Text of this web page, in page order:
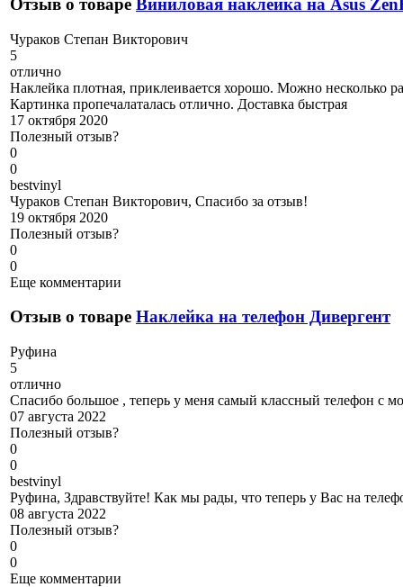
Отзыв о товаре Виниловая наклейка на Asus
Чураков Степан Викторович
5
отлично
Наклейка плотная, приклеивается хорошо. Можно несколько
Картинка пропечалаталась отлично. Доставка быстрая
17 октября 2020
Полезный отзыв?
0
0
bestvinyl
Чураков Степан Викторович, Спасибо за отзыв!
19 октября 2020
Полезный отзыв?
0
0
Еще комментарии
Отзыв о товаре Наклейка на телефон Дивергент
Руфина
5
отлично
Спасибо большое , теперь у меня самый классный телефон с
07 августа 2022
Полезный отзыв?
0
0
bestvinyl
Руфина, Здравствуйте! Как мы рады, что теперь у Вас на
08 августа 2022
Полезный отзыв?
0
0
Еще комментарии